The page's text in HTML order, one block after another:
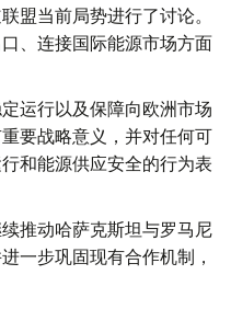
盟当前局势进行了讨论。
、连接国际能源市场方面
运行以及保障向欧洲市场
要战略意义，并对任何可
和能源供应安全的行为表
推动哈萨克斯坦与罗马尼
一步巩固现有合作机制，